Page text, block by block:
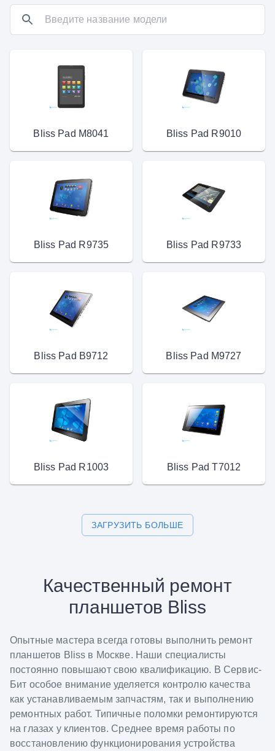
Bliss Pad M8041 Bliss Pad R9010
Bliss Pad R9735 Bliss Pad R9733
Bliss Pad B9712 Bliss Pad M9727
Bliss Pad R1003 Bliss Pad T7012
ЗАГРУЗИТЬ БОЛЬШЕ
Качественный ремонт
планшетов Bliss
Опытные мастера всегда готовы выполнить ремонт
планшетов Bliss в Москве. Наши специалисты
постоянно повышают свою квалификацию. В Сервис-
Бит особое внимание уделяется контролю качества
как устанавливаемым запчастям, так и выполнению
ремонтных работ. Типичные поломки ремонтируются
на глазах у клиентов. Среднее время работы по
восстановлению функционирования устройства